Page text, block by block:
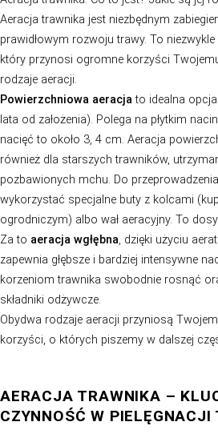
tego zabiegu, czytaj dalej.
CO TO JEST
JEST NIEZBĘDNA?
Aeracja trawnika. Co to jest?
Aeracja trawnika jest niezbędnym
prawidłowym rozwoju trawy. To
który przynosi ogromne
rodzaje aeracji.
Powierzchniowa aeracjato
lata od założenia). Polega na
nacięć to około 3, 4 cm. Aeracja
również dla starszych
ogrodniczym) albo wał